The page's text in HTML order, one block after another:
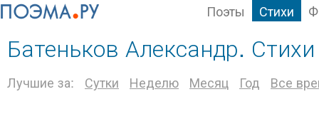
Поэты Стихи
Батеньков Александр. Стихи
Лучшие за: Сутки Неделю Месяц Год Все